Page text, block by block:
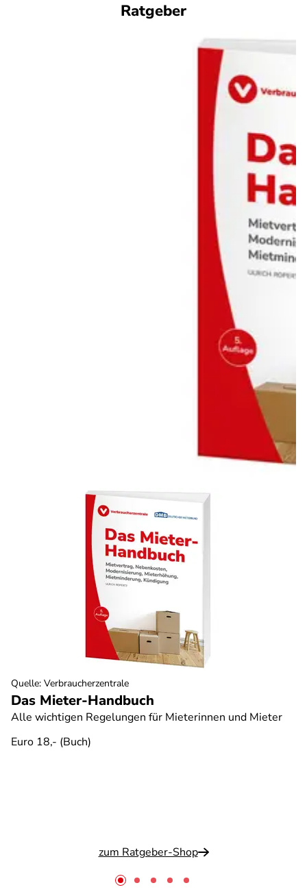
Ratgeber
Das Mieter-Handbuch
Alle wichtigen Regelungen für Mieterinnen und Mieter
Euro 18,- (Buch)
zum Ratgeber-Shop
Quelle: Verbraucherzentrale